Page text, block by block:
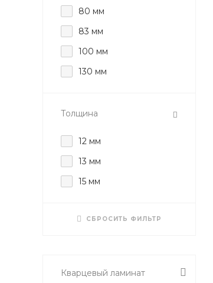
80 мм
83 мм
100 мм
130 мм
Толщина
12 мм
13 мм
15 мм
СБРОСИТЬ ФИЛЬТР
Кварцевый ламинат